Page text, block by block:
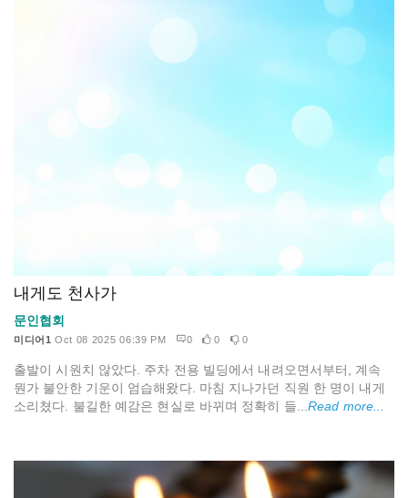
내게도 천사가
문인협회
미디어1 Oct 08 2025 06:39 PM 0 0 0
출발이 시원치 않았다. 주차 전용 빌딩에서 내려오면서부터, 계속
뭔가 불안한 기운이 엄습해왔다. 마침 지나가던 직원 한 명이 내게
소리쳤다. 불길한 예감은 현실로 바뀌며 정확히 들... Read more...